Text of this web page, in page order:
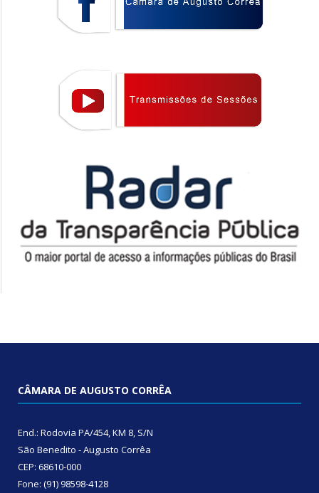
CÂMARA DE AUGUSTO CORRÊA
End.: Rodovia PA/454, KM 8, S/N
São Benedito - Augusto Corrêa
CEP: 68610-000
Fone: (91) 98598-4128